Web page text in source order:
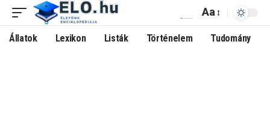
Aa
Állatok Lexikon Listák Történelem Tudomány